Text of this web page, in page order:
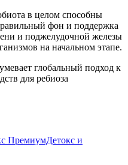
в целом способны
фон и поддержка
и поджелудочной железы
на начальном этапе.
глобальный подход к
для ребиоза
ПремиумДетокс и